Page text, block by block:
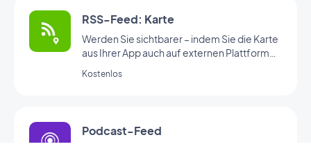
RSS-Feed: Karte
Werden Sie sichtbarer – indem Sie die Karte
aus Ihrer App auch auf externen Plattformen
Kostenlos
Podcast-Feed